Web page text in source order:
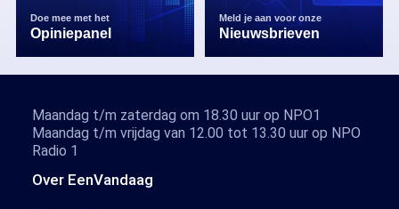
Doe mee met het
Opiniepanel
Meld je aan voor onze
Nieuwsbrieven
Over EenVandaag
Maandag t/m zaterdag om 18.30 uur op NPO1
Maandag t/m vrijdag van 12.00 tot 13.30 uur op NPO
Radio 1